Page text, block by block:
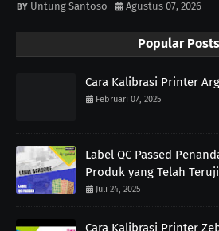
Untung Santoso Agustus 07, 2026
Popular Posts
Cara Kalibrasi Printer
Februari 07, 2025
Label QC Passed
Produk yang Telah Teruji
Juli 24, 2025
Cara Kalibrasi Printer